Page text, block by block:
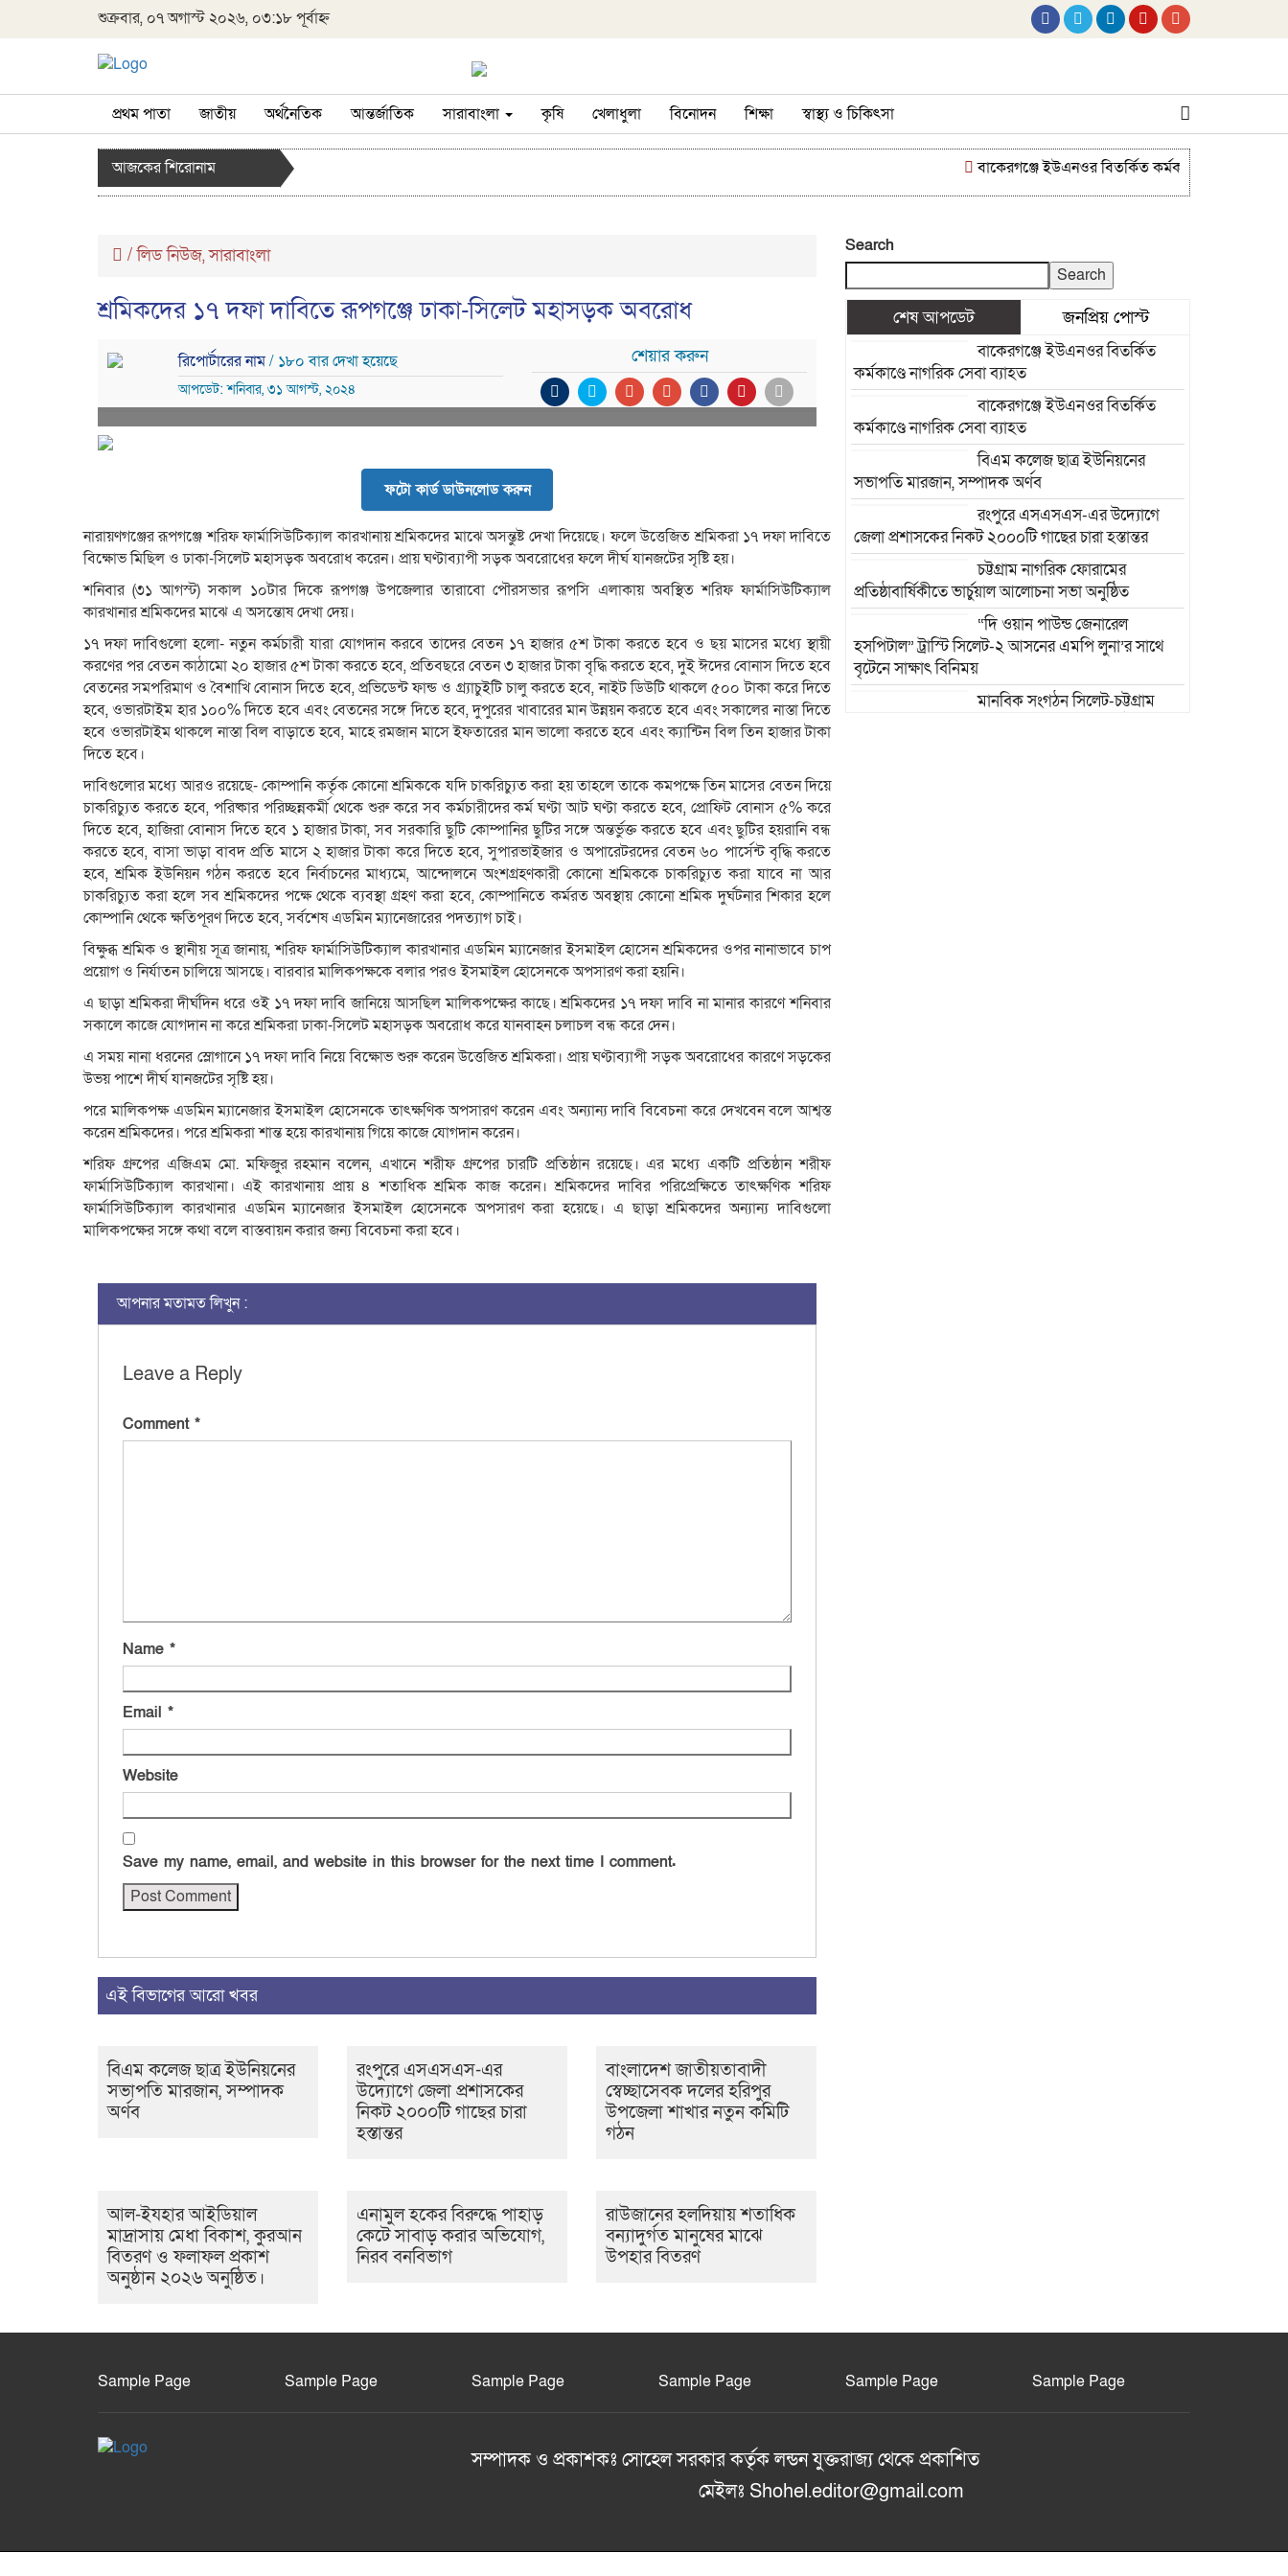
শুক্রবার, ০৭ অগাস্ট ২০২৬, ০৩:১৮ পূর্বাহ্ন
প্রথম পাতা জাতীয় অর্থনৈতিক আন্তর্জাতিক সারাবাংলা কৃষি খেলাধুলা বিনোদন শিক্ষা স্বাস্থ্য ও চিকিৎসা
আজকের শিরোনাম বাকেরগঞ্জে ইউএনওর বিতর্কিত কর্মকাণ্ডে নাগরিক সেবা
/লিড নিউজ,সারাবাংলা
শ্রমিকদের ১৭ দফা দাবিতে রূপগঞ্জে ঢাকা-সিলেট মহাসড়ক অবরোধ
রিপোর্টারের নাম/ ১৮০ বার দেখা হয়েছে
আপডেট: শনিবার, ৩১ আগস্ট, ২০২৪
শেয়ার করুন
ফটো কার্ড ডাউনলোড করুন
নারায়ণগঞ্জের রূপগঞ্জে শরিফ ফার্মাসিউটিক্যাল কারখানায় শ্রমিকদের মাঝে অসন্তুষ্ট দেখা দিয়েছে। ফলে উত্তেজিত শ্রমিকরা ১৭ দফা দাবিতে
বিক্ষোভ মিছিল ও ঢাকা-সিলেট মহাসড়ক অবরোধ করেন। প্রায় ঘণ্টাব্যাপী সড়ক অবরোধের ফলে দীর্ঘ যানজটের সৃষ্টি হয়।
শনিবার (৩১ আগস্ট) সকাল ১০টার দিকে রূপগঞ্জ উপজেলার তারাবো পৌরসভার রূপসি এলাকায় অবস্থিত শরিফ ফার্মাসিউটিক্যাল
কারখানার শ্রমিকদের মাঝে এ অসন্তোষ দেখা দেয়।
১৭ দফা দাবিগুলো হলো- নতুন কর্মচারী যারা যোগদান করবে তাদের বেতন ১৭ হাজার ৫শ টাকা করতে হবে ও ছয় মাসের মধ্যে স্থায়ী
করণের পর বেতন কাঠামো ২০ হাজার ৫শ টাকা করতে হবে, প্রতিবছরে বেতন ৩ হাজার টাকা বৃদ্ধি করতে হবে, দুই ঈদের বোনাস দিতে হবে
বেতনের সমপরিমাণ ও বৈশাখি বোনাস দিতে হবে, প্রভিডেন্ট ফান্ড ও গ্র্যাচুইটি চালু করতে হবে, নাইট ডিউটি থাকলে ৫০০ টাকা করে দিতে
হবে, ওভারটাইম হার ১০০% দিতে হবে এবং বেতনের সঙ্গে দিতে হবে, দুপুরের খাবারের মান উন্নয়ন করতে হবে এবং সকালের নাস্তা দিতে
হবে ওভারটাইম থাকলে নাস্তা বিল বাড়াতে হবে, মাহে রমজান মাসে ইফতারের মান ভালো করতে হবে এবং ক্যান্টিন বিল তিন হাজার টাকা
দিতে হবে।
দাবিগুলোর মধ্যে আরও রয়েছে- কোম্পানি কর্তৃক কোনো শ্রমিককে যদি চাকরিচ্যুত করা হয় তাহলে তাকে কমপক্ষে তিন মাসের বেতন দিয়ে
চাকরিচ্যুত করতে হবে, পরিষ্কার পরিচ্ছন্নকর্মী থেকে শুরু করে সব কর্মচারীদের কর্ম ঘণ্টা আট ঘণ্টা করতে হবে, প্রোফিট বোনাস ৫% করে
দিতে হবে, হাজিরা বোনাস দিতে হবে ১ হাজার টাকা, সব সরকারি ছুটি কোম্পানির ছুটির সঙ্গে অন্তর্ভুক্ত করতে হবে এবং ছুটির হয়রানি বন্ধ
করতে হবে, বাসা ভাড়া বাবদ প্রতি মাসে ২ হাজার টাকা করে দিতে হবে, সুপারভাইজার ও অপারেটরদের বেতন ৬০ পার্সেন্ট বৃদ্ধি করতে
হবে, শ্রমিক ইউনিয়ন গঠন করতে হবে নির্বাচনের মাধ্যমে, আন্দোলনে অংশগ্রহণকারী কোনো শ্রমিককে চাকরিচ্যুত করা যাবে না আর
চাকরিচ্যুত করা হলে সব শ্রমিকদের পক্ষে থেকে ব্যবস্থা গ্রহণ করা হবে, কোম্পানিতে কর্মরত অবস্থায় কোনো শ্রমিক দুর্ঘটনার শিকার হলে
কোম্পানি থেকে ক্ষতিপূরণ দিতে হবে, সর্বশেষ এডমিন ম্যানেজারের পদত্যাগ চাই।
বিক্ষুব্ধ শ্রমিক ও স্থানীয় সূত্র জানায়, শরিফ ফার্মাসিউটিক্যাল কারখানার এডমিন ম্যানেজার ইসমাইল হোসেন শ্রমিকদের ওপর নানাভাবে চাপ
প্রয়োগ ও নির্যাতন চালিয়ে আসছে। বারবার মালিকপক্ষকে বলার পরও ইসমাইল হোসেনকে অপসারণ করা হয়নি।
এ ছাড়া শ্রমিকরা দীর্ঘদিন ধরে ওই ১৭ দফা দাবি জানিয়ে আসছিল মালিকপক্ষের কাছে। শ্রমিকদের ১৭ দফা দাবি না মানার কারণে শনিবার
সকালে কাজে যোগদান না করে শ্রমিকরা ঢাকা-সিলেট মহাসড়ক অবরোধ করে যানবাহন চলাচল বন্ধ করে দেন।
এ সময় নানা ধরনের স্লোগানে ১৭ দফা দাবি নিয়ে বিক্ষোভ শুরু করেন উত্তেজিত শ্রমিকরা। প্রায় ঘণ্টাব্যাপী সড়ক অবরোধের কারণে সড়কের
উভয় পাশে দীর্ঘ যানজটের সৃষ্টি হয়।
পরে মালিকপক্ষ এডমিন ম্যানেজার ইসমাইল হোসেনকে তাৎক্ষণিক অপসারণ করেন এবং অন্যান্য দাবি বিবেচনা করে দেখবেন বলে আশ্বস্ত
করেন শ্রমিকদের। পরে শ্রমিকরা শান্ত হয়ে কারখানায় গিয়ে কাজে যোগদান করেন।
শরিফ গ্রুপের এজিএম মো. মফিজুর রহমান বলেন, এখানে শরীফ গ্রুপের চারটি প্রতিষ্ঠান রয়েছে। এর মধ্যে একটি প্রতিষ্ঠান শরীফ
ফার্মাসিউটিক্যাল কারখানা। এই কারখানায় প্রায় ৪ শতাধিক শ্রমিক কাজ করেন। শ্রমিকদের দাবির পরিপ্রেক্ষিতে তাৎক্ষণিক শরিফ
ফার্মাসিউটিক্যাল কারখানার এডমিন ম্যানেজার ইসমাইল হোসেনকে অপসারণ করা হয়েছে। এ ছাড়া শ্রমিকদের অন্যান্য দাবিগুলো
মালিকপক্ষের সঙ্গে কথা বলে বাস্তবায়ন করার জন্য বিবেচনা করা হবে।
আপনার মতামত লিখুন :
Leave a Reply
Comment *
Name *
Email *
Website
Save my name, email, and website in this browser for the next time I comment.
এই বিভাগের আরো খবর
বিএম কলেজ ছাত্র ইউনিয়নের
সভাপতি মারজান, সম্পাদক
অর্ণব
রংপুরে এসএসএস-এর
উদ্যোগে জেলা প্রশাসকের
নিকট ২০০০টি গাছের চারা
হস্তান্তর
বাংলাদেশ জাতীয়তাবাদী
স্বেচ্ছাসেবক দলের হরিপুর
উপজেলা শাখার নতুন কমিটি
গঠন
আল-ইযহার আইডিয়াল
মাদ্রাসায় মেধা বিকাশ, কুরআন
বিতরণ ও ফলাফল প্রকাশ
অনুষ্ঠান ২০২৬ অনুষ্ঠিত।
এনামুল হকের বিরুদ্ধে পাহাড়
কেটে সাবাড় করার অভিযোগ,
নিরব বনবিভাগ
রাউজানের হলদিয়ায় শতাধিক
বন্যাদুর্গত মানুষের মাঝে
উপহার বিতরণ
Search
Search
শেষ আপডেট জনপ্রিয় পোস্ট
বাকেরগঞ্জে ইউএনওর বিতর্কিত
কর্মকাণ্ডে নাগরিক সেবা ব্যাহত
বাকেরগঞ্জে ইউএনওর বিতর্কিত
কর্মকাণ্ডে নাগরিক সেবা ব্যাহত
বিএম কলেজ ছাত্র ইউনিয়নের
সভাপতি মারজান, সম্পাদক অর্ণব
রংপুরে এসএসএস-এর উদ্যোগে
জেলা প্রশাসকের নিকট ২০০০টি গাছের চারা হস্তান্তর
চট্টগ্রাম নাগরিক ফোরামের
প্রতিষ্ঠাবার্ষিকীতে ভার্চুয়াল আলোচনা সভা অনুষ্ঠিত
“দি ওয়ান পাউন্ড জেনারেল
হসপিটাল” ট্রাস্টি সিলেট-২ আসনের এমপি লুনা’র সা‌থে
বৃটেনে সাক্ষাৎ বিনিময়
মানবিক সংগঠন সিলেট-চট্টগ্রাম
Sample Page Sample Page Sample Page Sample Page Sample Page Sample Page
সম্পাদক ও প্রকাশকঃ সোহেল সরকার কর্তৃক লন্ডন যুক্তরাজ্য থেকে প্রকাশিত
মেইলঃ Shohel.editor@gmail.com